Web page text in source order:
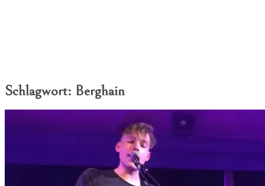
Schlagwort: Berghain